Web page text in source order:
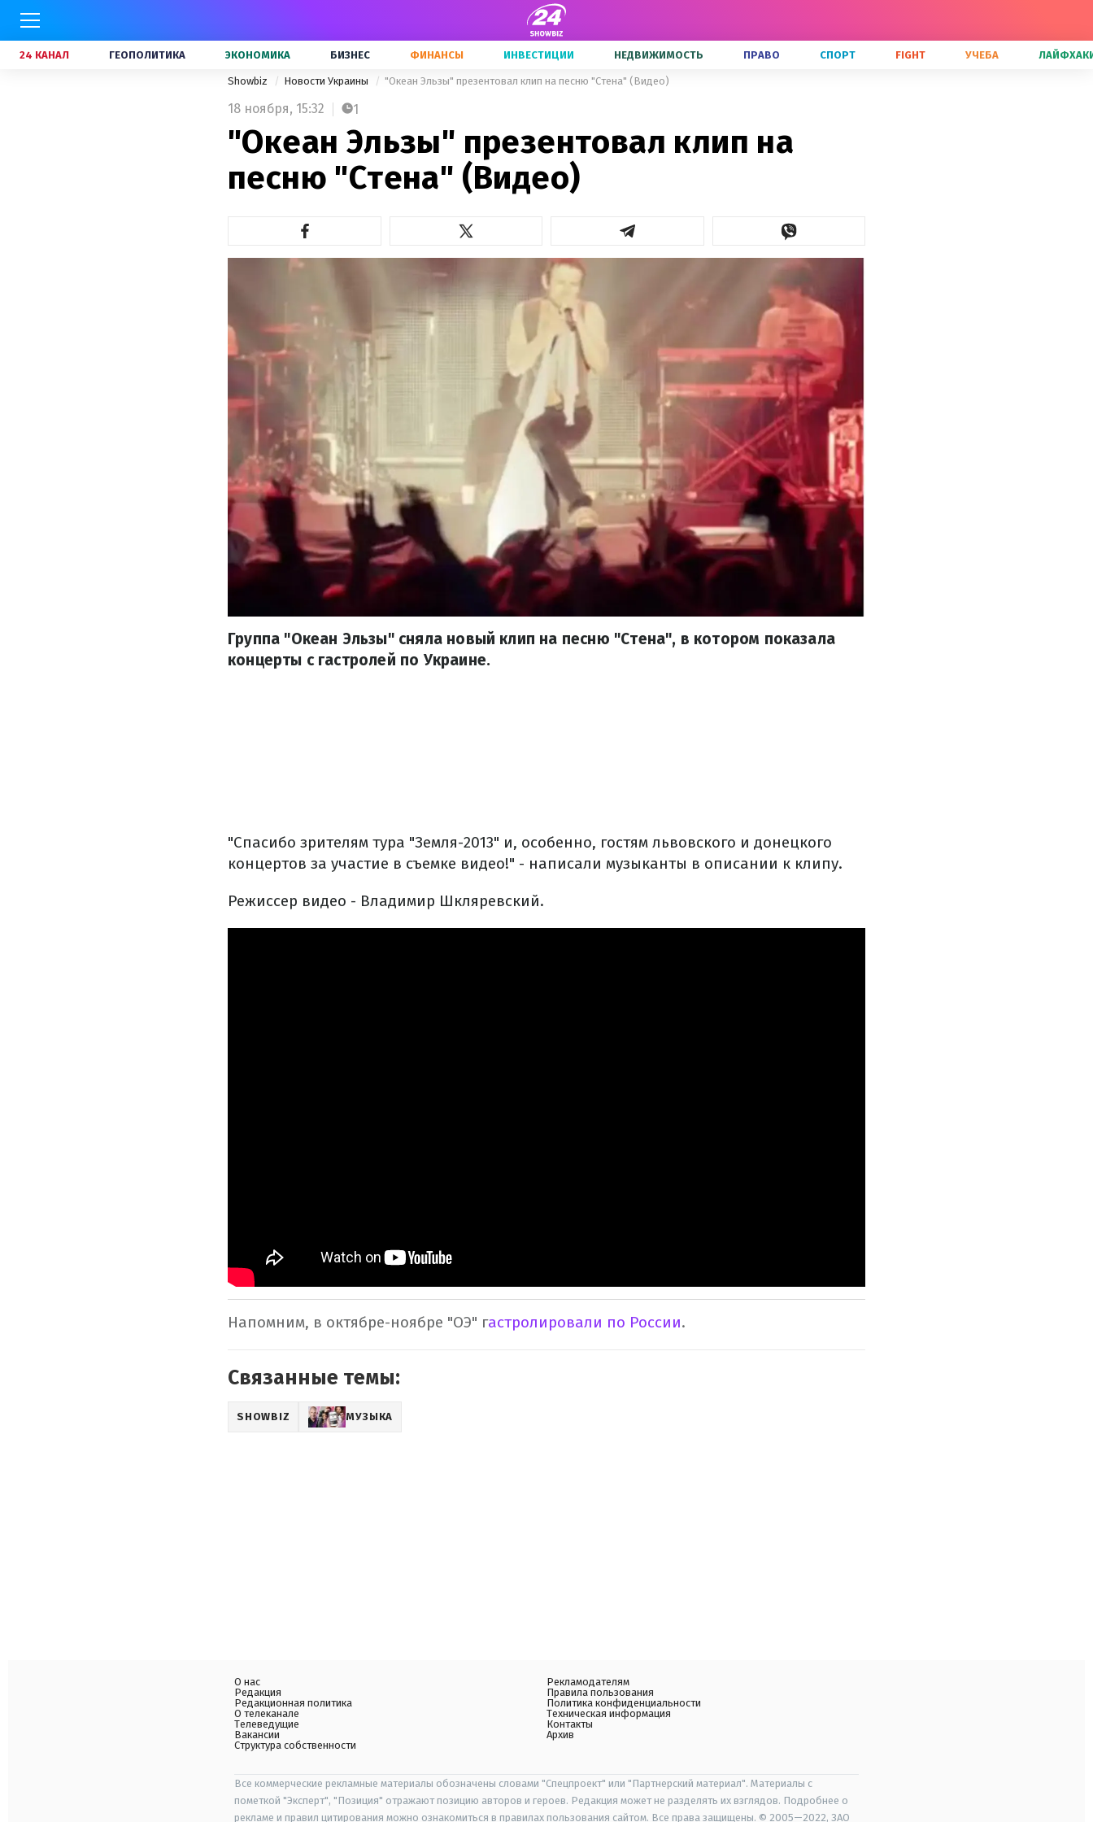
24 КАНАЛ ГЕОПОЛИТИКА ЭКОНОМИКА БИЗНЕС ФИНАНСЫ ИНВЕСТИЦИИ НЕДВИЖИМОСТЬ ПРАВО СПОРТ FIGHT УЧЕБА
Showbiz Новости Украины "Океан Эльзы" презентовал клип на песню "Стена" (Видео)
18 ноября, 15:32 1
"Океан Эльзы" презентовал клип на
песню "Стена" (Видео)
Группа "Океан Эльзы" сняла новый клип на песню "Стена", в котором показала
концерты с гастролей по Украине.
"Спасибо зрителям тура "Земля-2013" и, особенно, гостям львовского и донецкого
концертов за участие в съемке видео!" - написали музыканты в описании к клипу.
Режиссер видео - Владимир Шкляревский.
Напомним, в октябре-ноябре "ОЭ" гастролировали по России.
Связанные темы:
SHOWBIZ МУЗЫКА
О нас
Редакция
Редакционная политика
О телеканале
Телеведущие
Вакансии
Структура собственности
Рекламодателям
Правила пользования
Политика конфиденциальности
Техническая информация
Контакты
Архив
Все коммерческие рекламные материалы обозначены словами "Спецпроект" или "Партнерский материал". Материалы с
пометкой "Эксперт", "Позиция" отражают позицию авторов и героев. Редакция может не разделять их взглядов. Подробнее о
рекламе и правил цитирования можно ознакомиться в правилах пользования сайтом. Все права защищены. © 2005—2022, ЗАО